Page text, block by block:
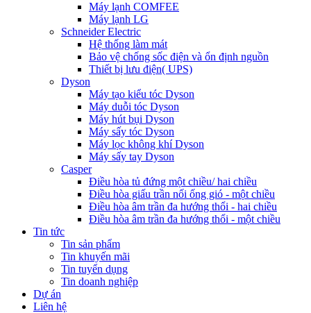
Máy lạnh COMFEE
Máy lạnh LG
Schneider Electric
Hệ thống làm mát
Bảo vệ chống sốc điện và ổn định nguồn
Thiết bị lưu điện( UPS)
Dyson
Máy tạo kiểu tóc Dyson
Máy duỗi tóc Dyson
Máy hút bụi Dyson
Máy sấy tóc Dyson
Máy lọc không khí Dyson
Máy sấy tay Dyson
Casper
Điều hòa tủ đứng một chiều/ hai chiều
Điều hòa giấu trần nối ống gió - một chiều
Điều hòa âm trần đa hướng thổi - hai chiều
Điều hòa âm trần đa hướng thổi - một chiều
Tin tức
Tin sản phẩm
Tin khuyến mãi
Tin tuyển dụng
Tin doanh nghiệp
Dự án
Liên hệ